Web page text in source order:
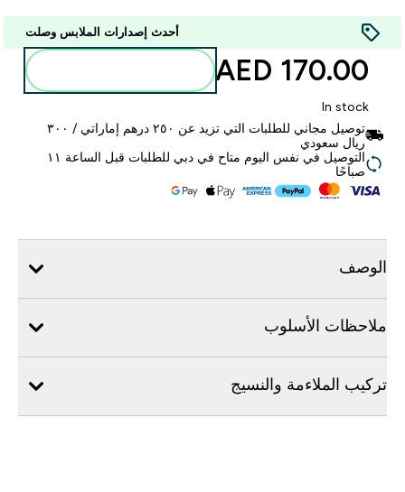
أحدث إصدارات الملابس وصلت
170.00 AED‎
In stock
توصيل مجاني للطلبات التي تزيد عن ٢٥٠ درهم إماراتي / ٣٠٠
ريال سعودي
التوصيل في نفس اليوم متاح في دبي للطلبات قبل الساعة ١١
صباحًا
الوصف
ملاحظات الأسلوب
تركيب الملاءمة والنسيج